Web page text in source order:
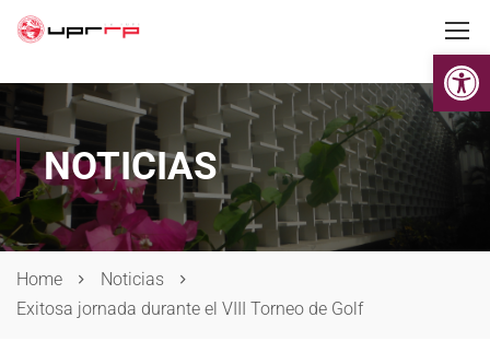
NOTICIAS
Home
Noticias
Exitosa jornada durante el VIII Torneo de Golf